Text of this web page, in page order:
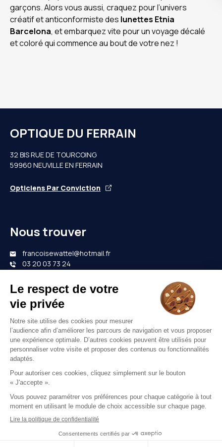
garçons. Alors vous aussi, craquez pour l’univers
créatif et anticonformiste des lunettes Etnia
Barcelona, et embarquez vite pour un voyage décalé
et coloré qui commence au bout de votre nez !
OPTIQUE DU FERRAIN
32 BIS RUE DE TOURCOING
59960 NEUVILLE EN FERRAIN
Opticiens Par Conviction
Votre opticien proche de vous
Opticien Halluin
Opticien Tourcoing
Opticien Wattrelos
Nous trouver
francoisewattel@hotmail.fr
03 20 03 73 24
Nous contacter
Mentions légales
CGU
Politique de confidentialité